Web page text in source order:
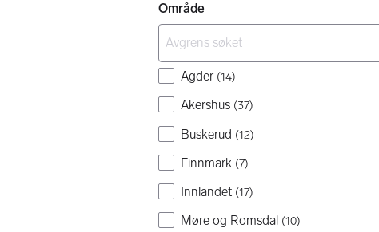
Område
Agder (14)
Akershus (37)
Buskerud (12)
Finnmark (7)
Innlandet (17)
Møre og Romsdal (10)